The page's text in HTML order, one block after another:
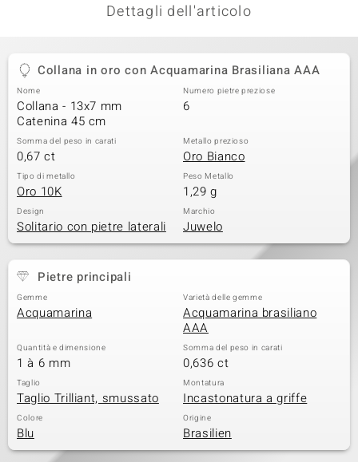
Classics
Dettagli dell'articolo
Collana in oro con Acquamarina Brasiliana AAA
Nome
Collana - 13x7 mm
Catenina 45 cm
Numero pietre preziose
6
Somma del peso in carati
0,67 ct
Metallo prezioso
Oro Bianco
Tipo di metallo
Oro 10K
Peso Metallo
1,29 g
Design
Solitario con pietre laterali
Marchio
Juwelo
Pietre principali
Gemme
Acquamarina
Varietà delle gemme
Acquamarina brasiliano
AAA
Quantità e dimensione
1 à 6 mm
Somma del peso in carati
0,636 ct
Taglio
Taglio Trilliant, smussato
Montatura
Incastonatura a griffe
Colore
Blu
Origine
Brasilien